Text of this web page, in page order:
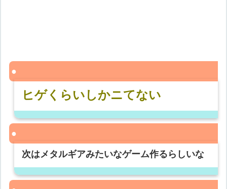
ヒゲくらいしかニてない
次はメタルギアみたいなゲーム作るらしいな